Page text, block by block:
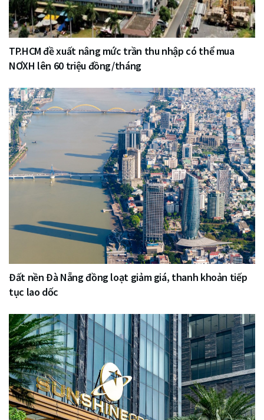
TP.HCM đề xuất nâng mức trần thu nhập có thể mua
NƠXH lên 60 triệu đồng/tháng
Đất nền Đà Nẵng đồng loạt giảm giá, thanh khoản tiếp
tục lao dốc